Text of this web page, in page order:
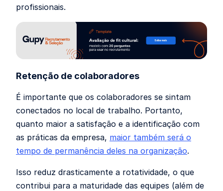
profissionais.
Retenção de colaboradores
É importante que os colaboradores se sintam
conectados no local de trabalho. Portanto,
quanto maior a satisfação e a identificação com
as práticas da empresa, maior também será o
tempo de permanência deles na organização.
Isso reduz drasticamente a rotatividade, o que
contribui para a maturidade das equipes (além de